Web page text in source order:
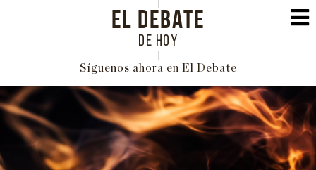
EL DEBATE
DE HOY
Síguenos ahora en El Debate
PORTADA
POLÍTICA
INTERNACIONAL